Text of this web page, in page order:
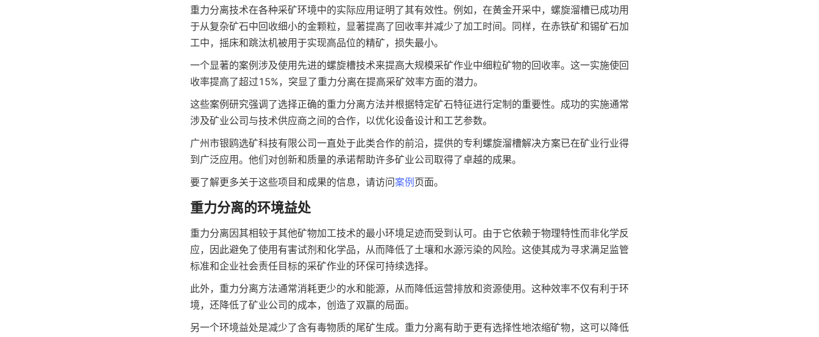
重力分离技术在各种采矿环境中的实际应用证明了其有效性。例如，在黄金开采中，螺旋溜槽已成功用
于从复杂矿石中回收细小的金颗粒，显著提高了回收率并减少了加工时间。同样，在赤铁矿和锡矿石加
工中，摇床和跳汰机被用于实现高品位的精矿，损失最小。
一个显著的案例涉及使用先进的螺旋槽技术来提高大规模采矿作业中细粒矿物的回收率。这一实施使回
收率提高了超过15%，突显了重力分离在提高采矿效率方面的潜力。
这些案例研究强调了选择正确的重力分离方法并根据特定矿石特征进行定制的重要性。成功的实施通常
涉及矿业公司与技术供应商之间的合作，以优化设备设计和工艺参数。
广州市银鸥选矿科技有限公司一直处于此类合作的前沿，提供的专利螺旋溜槽解决方案已在矿业行业得
到广泛应用。他们对创新和质量的承诺帮助许多矿业公司取得了卓越的成果。
要了解更多关于这些项目和成果的信息，请访问案例 页面。
重力分离的环境益处
重力分离因其相较于其他矿物加工技术的最小环境足迹而受到认可。由于它依赖于物理特性而非化学反
应，因此避免了使用有害试剂和化学品，从而降低了土壤和水源污染的风险。这使其成为寻求满足监管
标准和企业社会责任目标的采矿作业的环保可持续选择。
此外，重力分离方法通常消耗更少的水和能源，从而降低运营排放和资源使用。这种效率不仅有利于环
境，还降低了矿业公司的成本，创造了双赢的局面。
另一个环境益处是减少了含有毒物质的尾矿生成。重力分离有助于更有选择性地浓缩矿物，这可以降低